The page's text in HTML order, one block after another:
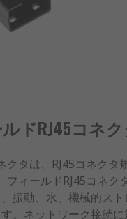
ドRJ45コネク
クタは、RJ45コネクタ
フィールドRJ45コネク
振動、水、機械的スト
。ネットワーク接続